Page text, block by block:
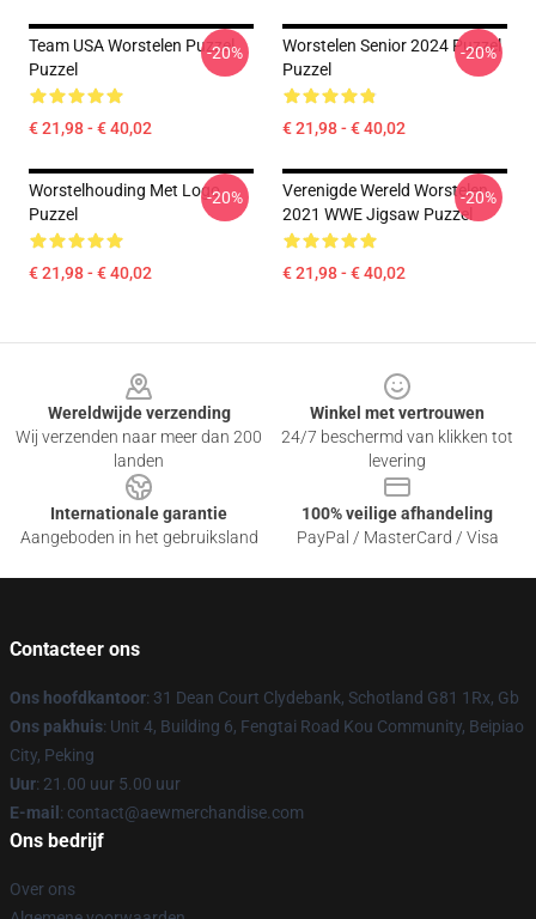
Team USA Worstelen Puzzel
Puzzel
€ 21,98 - € 40,02
-20%
Worstelen Senior 2024 Puzzel
Puzzel
€ 21,98 - € 40,02
-20%
Worstelhouding Met Logo
Puzzel
€ 21,98 - € 40,02
-20%
Verenigde Wereld Worstelen
2021 WWE Jigsaw Puzzel
€ 21,98 - € 40,02
-20%
Wereldwijde verzending
Wij verzenden naar meer dan 200
landen
Winkel met vertrouwen
24/7 beschermd van klikken tot
levering
Internationale garantie
Aangeboden in het gebruiksland
100% veilige afhandeling
PayPal / MasterCard / Visa
Contacteer ons
Ons hoofdkantoor: 31 Dean Court Clydebank, Schotland G81 1Rx, Gb
Ons pakhuis: Unit 4, Building 6, Fengtai Road Kou Community, Beipiao
City, Peking
Uur: 21.00 uur 5.00 uur
E-mail : contact@aewmerchandise.com
Ons bedrijf
Over ons